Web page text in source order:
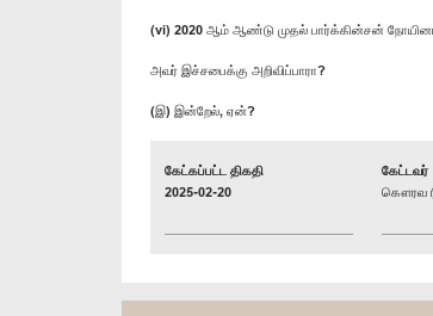
(vi) 2020 ஆம் ஆண்டு முதல் பார்க்கின்சன்
அவர் இச்சபைக்கு அறிவிப்பாரா?
(இ) இன்றேல், ஏன்?
கேட்கப்பட்ட திகதி
2025-02-20
கேட்டவர்
கௌரவ